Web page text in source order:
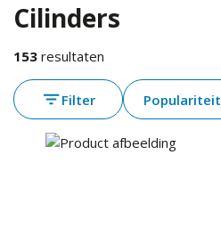
Cilinders
153 resultaten
Filter Populariteit